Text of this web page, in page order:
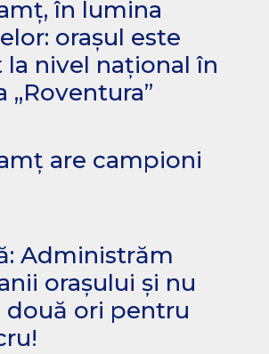
în lumina
orașul este
nivel național în
„Roventura”
are campioni
Administrăm
orașului și nu
ori pentru